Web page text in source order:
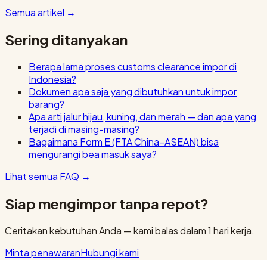
Semua artikel →
Sering ditanyakan
Berapa lama proses customs clearance impor di
Indonesia?
Dokumen apa saja yang dibutuhkan untuk impor
barang?
Apa arti jalur hijau, kuning, dan merah — dan apa yang
terjadi di masing-masing?
Bagaimana Form E (FTA China–ASEAN) bisa
mengurangi bea masuk saya?
Lihat semua FAQ →
Siap mengimpor tanpa repot?
Ceritakan kebutuhan Anda — kami balas dalam 1 hari kerja.
Minta penawaranHubungi kami